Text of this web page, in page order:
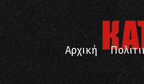
Αρχική
Πολιτικά